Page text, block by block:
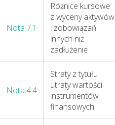
Nota 7.1
Różnice kursowe
z wyceny aktywów
i zobowiązań
innych niż
zadłużenie
Nota 4.4
Straty z tytułu
utraty wartości
instrumentów
finansowych